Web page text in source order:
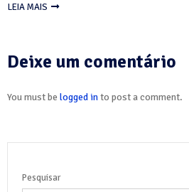
LEIA MAIS
Deixe um comentário
You must be logged into post a comment.
Pesquisar